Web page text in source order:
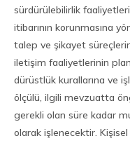
sürdürülebilirlik
itibarının korunmasına
talep ve şikayet
iletişim faaliyetlerinin
dürüstlük kurallarına ve
ölçülü, ilgili mevzuatta
gerekli olan süre kadar
olarak işlenecektir.